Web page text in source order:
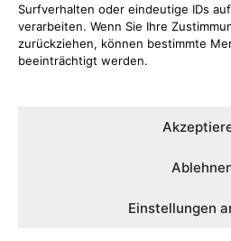
Surfverhalten oder eindeutige IDs
verarbeiten. Wenn Sie Ihre
zurückziehen, können bestimmte
beeinträchtigt werden.
Einstellungen
Kulturring
Kultursaison 2026/
Kulturbüro Attendorn:
„Bandförderung“